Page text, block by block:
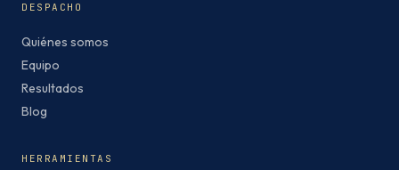
DESPACHO
Quiénes somos
Equipo
Resultados
Blog
HERRAMIENTAS